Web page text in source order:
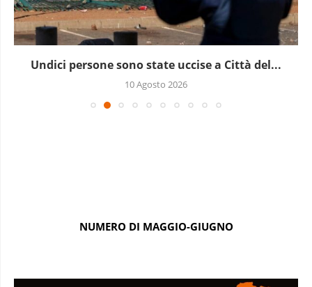
Undici persone sono state uccise a Città del...
10 Agosto 2026
NUMERO DI MAGGIO-GIUGNO